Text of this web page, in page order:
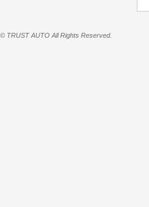
© TRUST AUTO All Rights Reserved.